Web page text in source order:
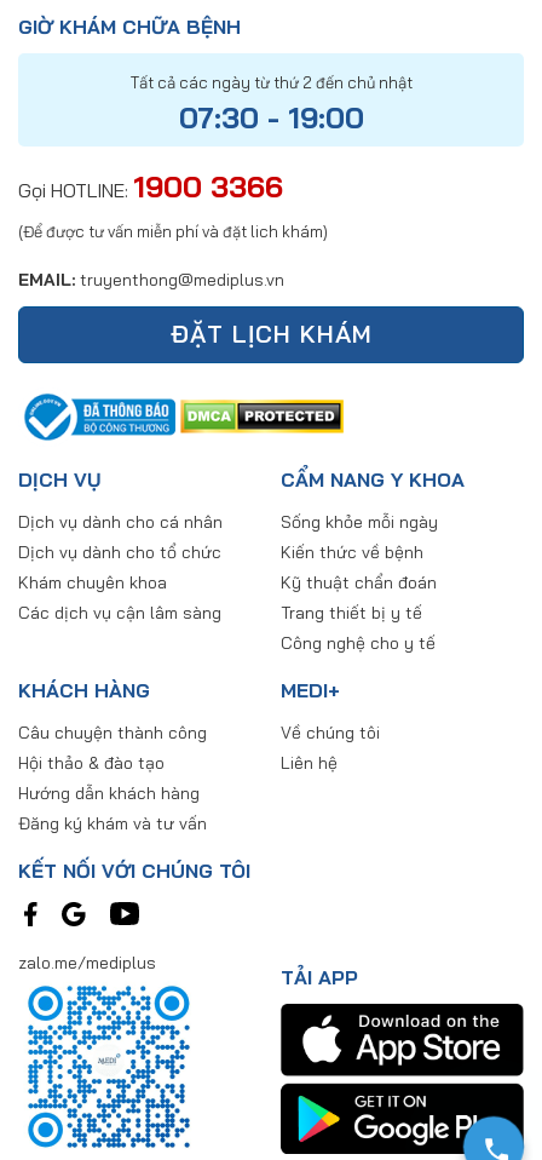
GIỜ KHÁM CHỮA BỆNH
Tất cả các ngày từ thứ 2 đến chủ nhật
07:30 - 19:00
Gọi HOTLINE: 1900 3366
(Để được tư vấn miễn phí và đặt lich khám)
EMAIL: truyenthong@mediplus.vn
ĐẶT LỊCH KHÁM
DỊCH VỤ
Dịch vụ dành cho cá nhân
Dịch vụ dành cho tổ chức
Khám chuyên khoa
Các dịch vụ cận lâm sàng
CẨM NANG Y KHOA
Sống khỏe mỗi ngày
Kiến thức về bệnh
Kỹ thuật chẩn đoán
Trang thiết bị y tế
Công nghệ cho y tế
KHÁCH HÀNG
Câu chuyện thành công
Hội thảo & đào tạo
Hướng dẫn khách hàng
Đăng ký khám và tư vấn
MEDI+
Về chúng tôi
Liên hệ
KẾT NỐI VỚI CHÚNG TÔI
zalo.me/mediplus
TẢI APP